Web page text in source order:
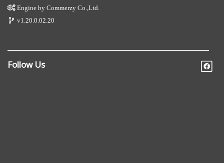
Engine byCommerzy Co.,Ltd.
v1.20.0.02.20
Follow Us